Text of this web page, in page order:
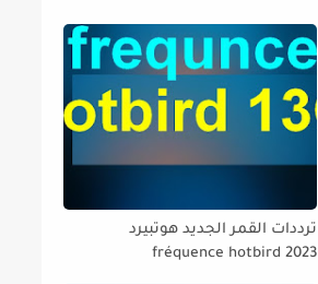
ترددات القمر الجديد هوتبيرد
fréquence hotbird 2023